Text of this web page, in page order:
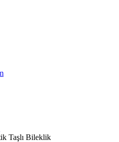
Taşlı Bileklik